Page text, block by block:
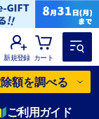
新規登録 カート
額を調べる
ご利用ガイド